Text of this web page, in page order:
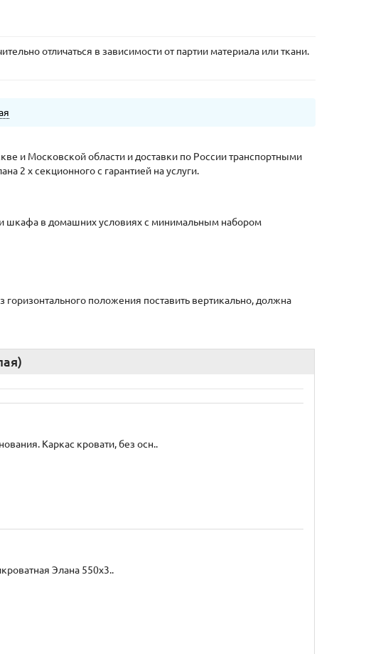
отличаться в зависимости от партии материала или ткани.
и Московской области и доставки по России транспортными
2 х секционного с гарантией на услуги.
шкафа в домашних условиях с минимальным набором
положения поставить вертикально, должна
Каркас кровати, без осн..
Элана 550x3..